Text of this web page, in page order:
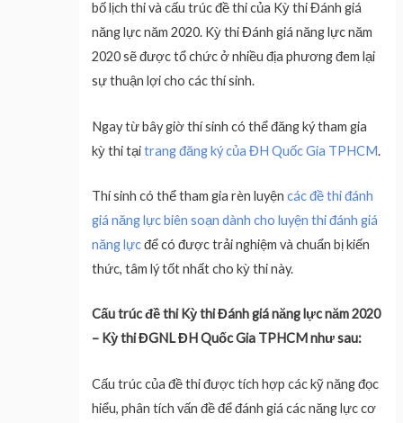
bố lịch thi và cấu trúc đề thi của Kỳ thi Đánh giá
năng lực năm 2020. Kỳ thi Đánh giá năng lực năm
2020 sẽ được tổ chức ở nhiều địa phương đem lại
sự thuận lợi cho các thí sinh.
Ngay từ bây giờ thí sinh có thể đăng ký tham gia
kỳ thi tạitrang đăng ký của ĐH Quốc Gia TPHCM.
Thí sinh có thể tham gia rèn luyệncác đề thi đánh
giá năng lực biên soạn dành cho luyện thi đánh giá
năng lựcđể có được trải nghiệm và chuẩn bị kiến
thức, tâm lý tốt nhất cho kỳ thi này.
Cấu trúc đề thi Kỳ thi Đánh giá năng lực năm 2020
– Kỳ thi ĐGNL ĐH Quốc Gia TPHCM như sau:
Cấu trúc của đề thi được tích hợp các kỹ năng đọc
hiểu, phân tích vấn đề để đánh giá các năng lực cơ